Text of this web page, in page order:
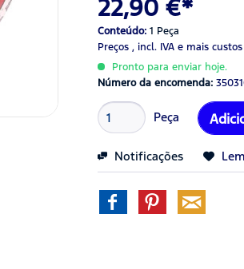
22,90 €*
Conteúdo:1 Peça
Preços , incl. IVAe mais
Pronto para enviar hoje.
Número da encomenda:
Peça
Notificações